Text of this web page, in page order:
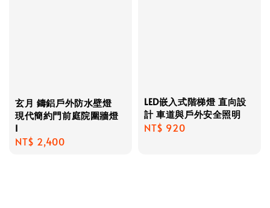
玄月 鑄鋁戶外防水壁燈
現代簡約門前庭院圍牆燈
I
Regular
NT$ 2,400
LED嵌入式階梯燈 直向設
計 車道與戶外安全照明
Regular
NT$ 920